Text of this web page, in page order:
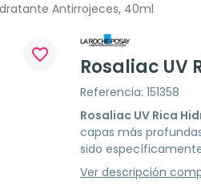
Antirrojeces, 40ml
favorite_border
Rosaliac
Referencia: 151358
Rosaliac UV Rica
capas más
sido
Ver descripción